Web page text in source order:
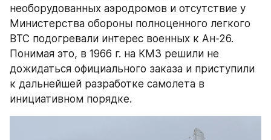
необорудованных аэродромов и отсутствие у
Министерства обороны полноценного легкого
ВТС подогревали интерес военных к Ан-26.
Понимая это, в 1966 г. на КМЗ решили не
дожидаться официального заказа и приступили
к дальнейшей разработке самолета в
инициативном порядке.